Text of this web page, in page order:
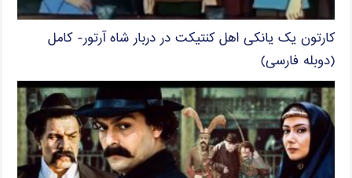
کارتون یک یانکی اهل کنتیکت در دربار شاه آرتور- کامل
(دوبله فارسی)